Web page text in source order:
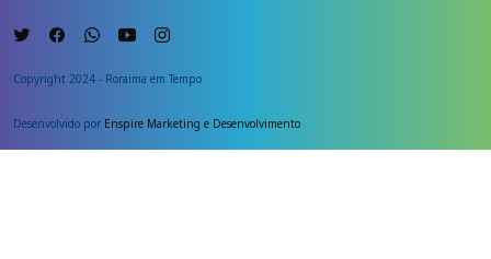
Copyright 2024 - Roraima em Tempo
Desenvolvido por Enspire Marketing e Desenvolvimento